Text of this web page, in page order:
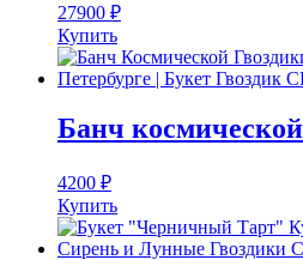
27900 ₽
Купить
Банч
4200 ₽
Купить